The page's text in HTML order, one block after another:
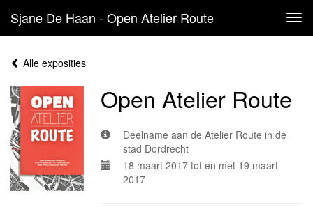
Sjane De Haan - Open Atelier Route
Alle exposities
Open Atelier Route
Deelname aan de Atelier Route in de
stad Dordrecht
18 maart 2017 tot en met 19 maart
2017